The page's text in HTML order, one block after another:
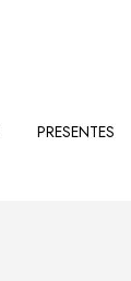
PRESENTES